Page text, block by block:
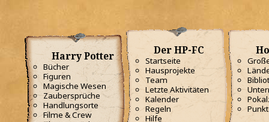
Harry Potter
Bücher
Figuren
Magische Wesen
Zaubersprüche
Handlungsorte
Filme & Crew
Der HP-FC
Startseite
Hausprojekte
Team
Letzte Aktivitäten
Kalender
Regeln
Hilfe